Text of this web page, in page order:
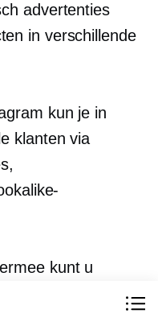
advertenties
in verschillende
kun je in
klanten via
kunt u
interesses,